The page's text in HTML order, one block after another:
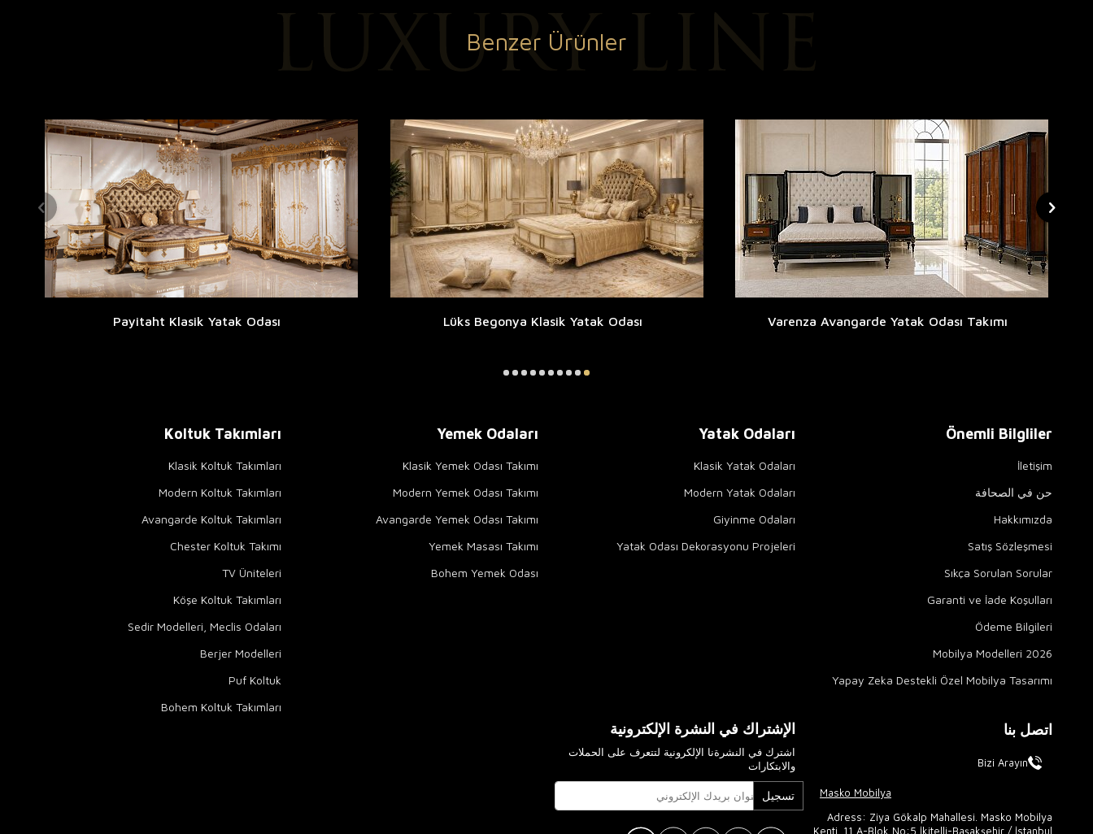
Benzer Ürünler
Varenza Avangarde Yatak Odası Takımı
Lüks Begonya Klasik Yatak Odası
Payitaht Klasik Yatak Odası
Önemli Bilgliler
İletişim
حن في الصحافة
Hakkımızda
Satış Sözleşmesi
Sıkça Sorulan Sorular
Garanti ve İade Koşulları
Ödeme Bilgileri
2026 Mobilya Modelleri
Yapay Zeka Destekli Özel Mobilya Tasarımı
Yatak Odaları
Klasik Yatak Odaları
Modern Yatak Odaları
Giyinme Odaları
Yatak Odası Dekorasyonu Projeleri
Yemek Odaları
Klasik Yemek Odası Takımı
Modern Yemek Odası Takımı
Avangarde Yemek Odası Takımı
Yemek Masası Takımı
Bohem Yemek Odası
Koltuk Takımları
Klasik Koltuk Takımları
Modern Koltuk Takımları
Avangarde Koltuk Takımları
Chester Koltuk Takımı
TV Üniteleri
Köşe Koltuk Takımları
Sedir Modelleri, Meclis Odaları
Berjer Modelleri
Puf Koltuk
Bohem Koltuk Takımları
اتصل بنا
Bizi Arayın
Masko Mobilya
Adress: Ziya Gökalp Mahallesi. Masko Mobilya
Kenti. 11 A-Blok No:5 İkitelli-Başakşehir / İstanbul
الإشتراك في النشرة الإلكترونية
اشترك في النشرةنا الإلكرونية لتتعرف على الحملات
والابتكارات
تسجيل